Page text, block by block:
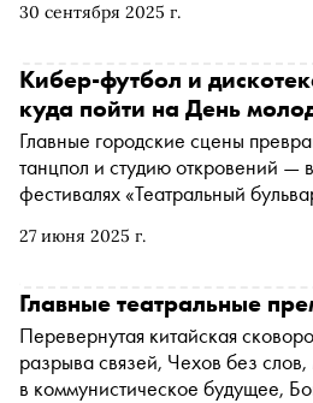
30 сентября 2025 г.
совместно с Яндекс Афишей
сэкономить без потерь, в каких
партера и какие места хвалят
схемам и логике
27 июня 2025 г.
Кибер-футбол и
куда пойти на День
Главные городские сцены
танцпол и студию откровений —
фестивалях «Театральный
от поэтических концертов Гоши
выходные обещают быть
Главные театральные
Перевернутая китайская
разрыва связей, Чехов без
в коммунистическое будущее,